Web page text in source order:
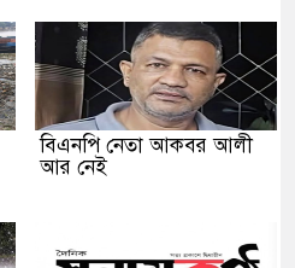
বিএনপি নেতা আকবর আলী
আর নেই